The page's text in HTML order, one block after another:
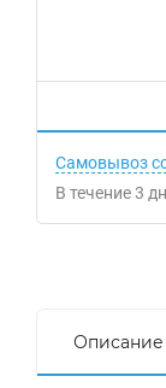
Самовывоз
В течение3
Описание